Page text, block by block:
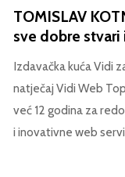
TOMISLAV
sve dobre stvari
Izdavačka kuća Vidi
natječaj Vidi Web
već 12 godina za
i inovativne web